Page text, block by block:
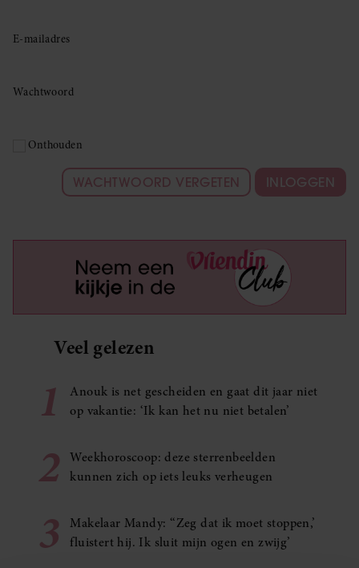
E-mailadres
Wachtwoord
Onthouden
WACHTWOORD VERGETEN INLOGGEN
Veel gelezen
1
Anouk is net gescheiden en gaat dit jaar niet
op vakantie: ‘Ik kan het nu niet betalen’
2
Weekhoroscoop: deze sterrenbeelden
kunnen zich op iets leuks verheugen
3
Makelaar Mandy: ‘‘Zeg dat ik moet stoppen,’
fluistert hij. Ik sluit mijn ogen en zwijg’